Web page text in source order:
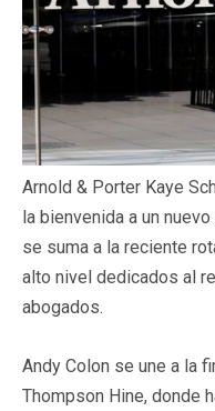
Arnold & Porter Kaye
la bienvenida a un
se suma a la reciente
alto nivel dedicados al
abogados.
Andy Colon se une a la
Thompson Hine, donde